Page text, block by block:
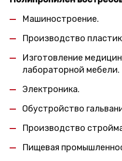
Машиностроение.
Производство
Изготовление
лабораторной мебели.
Электроника.
Обустройство
Производство
Пищевая